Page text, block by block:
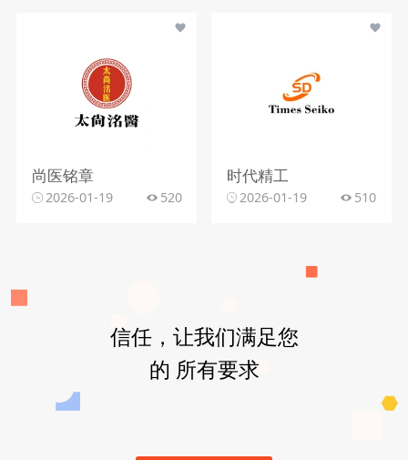
尚医铭章
2026-01-19 520
时代精工
2026-01-19 510
信任，让我们满足您
的 所有要求